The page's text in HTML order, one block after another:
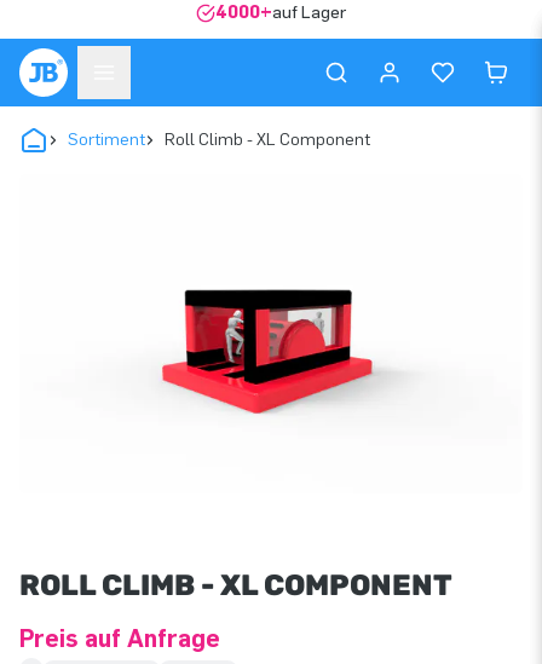
4000+auf Lager
Sortiment Roll Climb - XL Component
ROLL CLIMB - XL COMPONENT
Preis auf Anfrage